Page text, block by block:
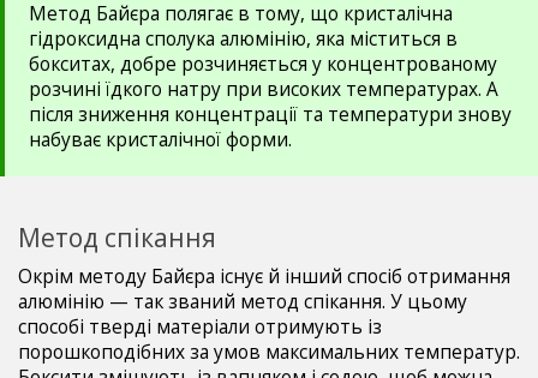
Метод Байєра полягає в тому, що кристалічна
гідроксидна сполука алюмінію, яка міститься в
бокситах, добре розчиняється у концентрованому
розчині їдкого натру при високих температурах. А
після зниження концентрації та температури знову
набуває кристалічної форми.
Метод спікання
Окрім методу Байєра існує й інший спосіб отримання
алюмінію — так званий метод спікання. У цьому
способі тверді матеріали отримують із
порошкоподібних за умов максимальних температур.